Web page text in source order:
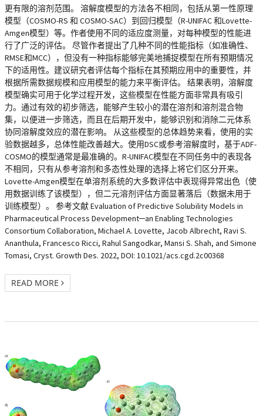
更有限的溶剂范围。 溶解度模型的方法各不相同，包括从第一性原理
模型（COSMO-RS 和 COSMO-SAC）到回归模型（R-UNIFAC 和Lovette-
Amgen模型）等。作者使用不同的适应度测量，对每种模型的性能进
行了广泛的评估。 尽管作者提出了几种不同的性能指标（如准确性、
RMSE和MCC），但没有一种指标能够完美地捕捉模型在所有预期情况
下的适用性。建议研究者评估每个指标在其预期应用中的重要性，并
根据所需数据规模和应用模型的能力来平衡评估。 结果表明，溶解度
模型确实可用于化学过程开发，这些模型在性能方面非常具有吸引
力。通过有效的初步筛选，能够产生较小的潜在溶剂和溶剂混合物
集，以便进一步筛选，而且在后期开发中，能够识别和消除二元体系
协同溶解度效应的潜在影响。 从这些模型的总体趋势来看，使用的实
验数据越多，总体性能改善越大。使用DSC或参考溶解度时，基于ADF-
COSMO的模型通常是最准确的。R-UNIFAC模型在不同任务中的表现各
不相同，只有从参考溶剂和多态性处理的选择上将它们区分开来。
Lovette-Amgen模型在单溶剂系统的大多数评估中表现得异常出色（使
用数据训练了该模型），但二元溶剂评估方面显著落后（数据未用于
训练模型）。 参考文献 Evaluation of Predictive Solubility Models in
Pharmaceutical Process Development─an Enabling Technologies
Consortium Collaboration, Michael A. Lovette, Jacob Albrecht, Ravi S.
Ananthula, Francesco Ricci, Rahul Sangodkar, Mansi S. Shah, and Simone
Tomasi, Cryst. Growth Des. 2022, DOI: 10.1021/acs.cgd.2c00368
READ MORE